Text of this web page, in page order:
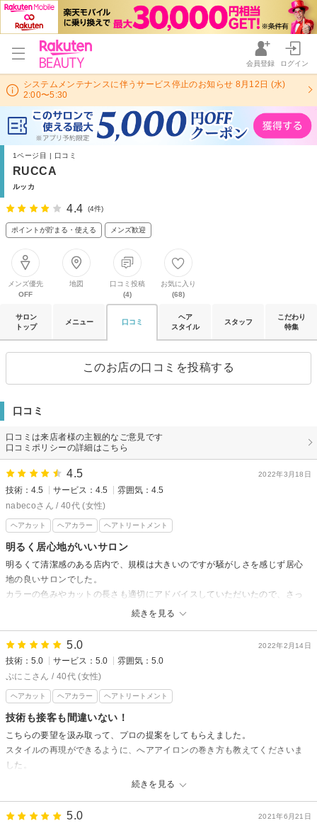
会員登録 ログイン
システムメンテナンスに伴うサービス停止のお知らせ 8月12日 (水)
2:00〜5:30
1ページ目 | 口コミ
RUCCA
ルッカ
4.4 (4件)
ポイントが貯まる・使える メンズ歓迎
メンズ優先
OFF
地図
口コミ投稿
(4)
お気に入り
(68)
サロン
トップ
メニュー 口コミ
ヘア
スタイル
スタッフ
こだわり
特集
このお店の口コミを投稿する
口コミ
口コミは来店者様の主観的なご意見です
口コミポリシーの詳細はこちら
2022年3月18日
4.5
技術：4.5 サービス：4.5
雰囲気：4.5
nabecoさん / 40代 (女性)
ヘアカット ヘアカラー ヘアトリートメント
明るく居心地がいいサロン
続きを見る
明るくて清潔感のある店内で、規模は大きいのですが騒がしさを感じず居心
地の良いサロンでした。
カラーの色みやカットの長さも適切にアドバイスしていただいたので、さっ
くりと納得して決めることができました。
2022年2月14日
5.0
技術：5.0 サービス：5.0
雰囲気：5.0
ぷにこさん / 40代 (女性)
ヘアカット ヘアカラー ヘアトリートメント
技術も接客も間違いない！
続きを見る
こちらの要望を汲み取って、プロの提案をしてもらえました。
スタイルの再現ができるように、へアアイロンの巻き方も教えてくださいま
した。
2021年6月21日
5.0